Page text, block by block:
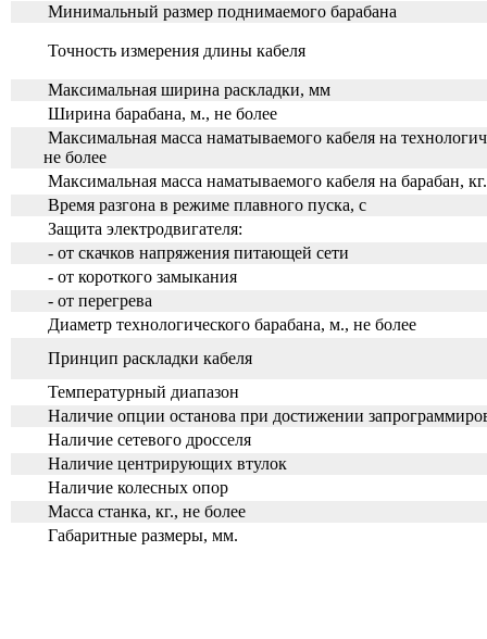
Минимальный размер поднимаемого барабана
Точность измерения длины кабеля
Максимальная ширина раскладки, мм
Ширина барабана, м., не более
Максимальная масса наматываемого кабеля на
не более
Максимальная масса наматываемого кабеля на барабан,
Время разгона в режиме плавного пуска, с
Защита электродвигателя:
- от скачков напряжения питающей сети
- от короткого замыкания
- от перегрева
Диаметр технологического барабана, м., не более
Принцип раскладки кабеля
Температурный диапазон
Наличие опции останова при достижении
Наличие сетевого дросселя
Наличие центрирующих втулок
Наличие колесных опор
Масса станка, кг., не более
Габаритные размеры, мм.